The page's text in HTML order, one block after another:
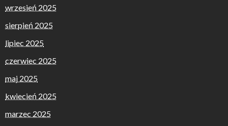
wrzesień 2025
sierpień 2025
lipiec 2025
czerwiec 2025
maj 2025
kwiecień 2025
marzec 2025